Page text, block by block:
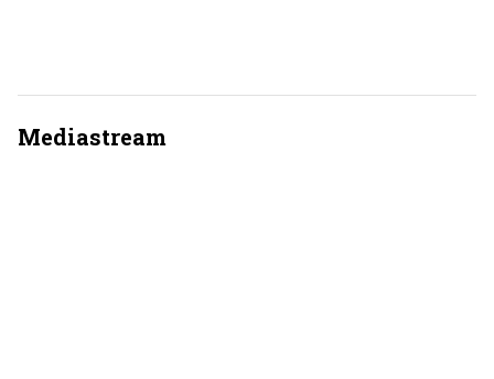
Mediastream